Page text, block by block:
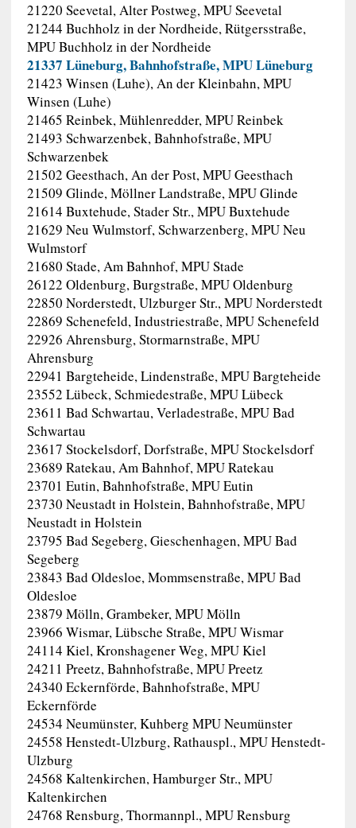
21220 Seevetal, Alter Postweg, MPU Seevetal
21244 Buchholz in der Nordheide, Rütgersstraße,
MPU Buchholz in der Nordheide
21337 Lüneburg, Bahnhofstraße, MPU Lüneburg
21423 Winsen (Luhe), An der Kleinbahn, MPU
Winsen (Luhe)
21465 Reinbek, Mühlenredder, MPU Reinbek
21493 Schwarzenbek, Bahnhofstraße, MPU
Schwarzenbek
21502 Geesthach, An der Post, MPU Geesthach
21509 Glinde, Möllner Landstraße, MPU Glinde
21614 Buxtehude, Stader Str., MPU Buxtehude
21629 Neu Wulmstorf, Schwarzenberg, MPU Neu
Wulmstorf
21680 Stade, Am Bahnhof, MPU Stade
26122 Oldenburg, Burgstraße, MPU Oldenburg
22850 Norderstedt, Ulzburger Str., MPU Norderstedt
22869 Schenefeld, Industriestraße, MPU Schenefeld
22926 Ahrensburg, Stormarnstraße, MPU
Ahrensburg
22941 Bargteheide, Lindenstraße, MPU Bargteheide
23552 Lübeck, Schmiedestraße, MPU Lübeck
23611 Bad Schwartau, Verladestraße, MPU Bad
Schwartau
23617 Stockelsdorf, Dorfstraße, MPU Stockelsdorf
23689 Ratekau, Am Bahnhof, MPU Ratekau
23701 Eutin, Bahnhofstraße, MPU Eutin
23730 Neustadt in Holstein, Bahnhofstraße, MPU
Neustadt in Holstein
23795 Bad Segeberg, Gieschenhagen, MPU Bad
Segeberg
23843 Bad Oldesloe, Mommsenstraße, MPU Bad
Oldesloe
23879 Mölln, Grambeker, MPU Mölln
23966 Wismar, Lübsche Straße, MPU Wismar
24114 Kiel, Kronshagener Weg, MPU Kiel
24211 Preetz, Bahnhofstraße, MPU Preetz
24340 Eckernförde, Bahnhofstraße, MPU
Eckernförde
24534 Neumünster, Kuhberg MPU Neumünster
24558 Henstedt-Ulzburg, Rathauspl., MPU Henstedt-
Ulzburg
24568 Kaltenkirchen, Hamburger Str., MPU
Kaltenkirchen
24768 Rensburg, Thormannpl., MPU Rensburg